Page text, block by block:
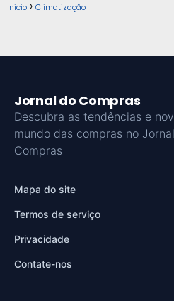
Inicio Climatização
Jornal do Compras
Descubra as tendências e
mundo das compras no
Compras
Mapa do site
Termos de serviço
Privacidade
Contate-nos